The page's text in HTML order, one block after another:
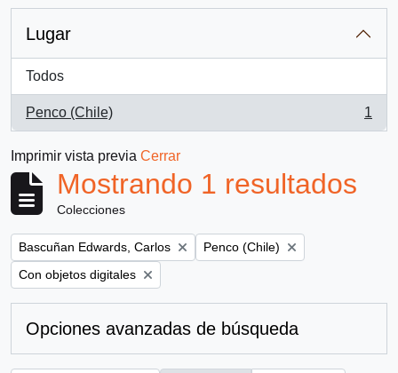
Lugar
Todos
Penco (Chile)
, 1 resultados
1
Imprimir vista previa Cerrar
Mostrando 1 resultados
Colecciones
Remove filter:
Bascuñan Edwards, Carlos Remove filter:
Penco (Chile)
Remove filter:
Con objetos digitales
Opciones avanzadas de búsqueda